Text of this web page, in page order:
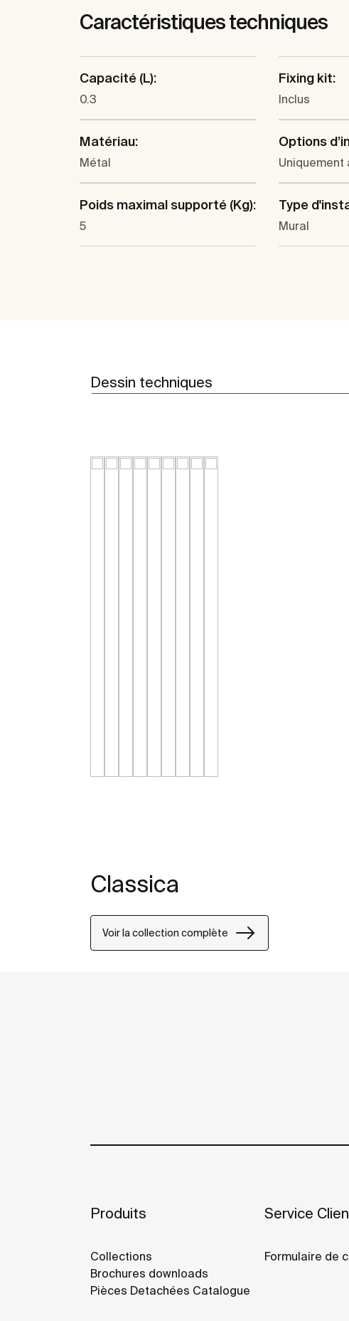
Caractéristiques techniques
Capacité (L):
0.3
Fixing kit:
Inclus
Matériau:
Métal
Options
Uniquement
Poids maximal supporté (Kg):
5
Type
Mural
Dessin techniques
Classica
Voir la collection complète
Produits
Collections
Brochures downloads
Pièces Detachées Catalogue
Service
Formulaire de